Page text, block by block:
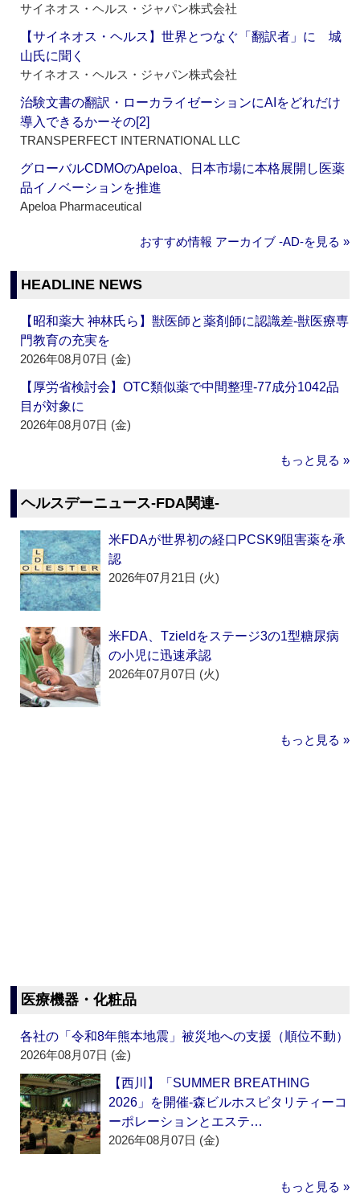
サイネオス・ヘルス・ジャパン株式会社
【サイネオス・ヘルス】世界とつなぐ「翻訳者」に 城
山氏に聞く
サイネオス・ヘルス・ジャパン株式会社
治験文書の翻訳・ローカライゼーションにAIをどれだけ
導入できるかーその[2]
TRANSPERFECT INTERNATIONAL LLC
グローバルCDMOのApeloa、日本市場に本格展開し医薬
品イノベーションを推進
Apeloa Pharmaceutical
おすすめ情報 アーカイブ ‐AD‐を見る »
HEADLINE NEWS
【昭和薬大 神林氏ら】獣医師と薬剤師に認識差‐獣医療専
門教育の充実を
2026年08月07日 (金)
【厚労省検討会】OTC類似薬で中間整理‐77成分1042品
目が対象に
2026年08月07日 (金)
もっと見る »
ヘルスデーニュース‐FDA関連‐
米FDAが世界初の経口PCSK9阻害薬を承
認
2026年07月21日 (火)
米FDA、Tzieldをステージ3の1型糖尿病
の小児に迅速承認
2026年07月07日 (火)
もっと見る »
医療機器・化粧品
各社の「令和8年熊本地震」被災地への支援（順位不動）
2026年08月07日 (金)
【西川】「SUMMER BREATHING
2026」を開催‐森ビルホスピタリティーコ
ーポレーションとエステ…
2026年08月07日 (金)
もっと見る »